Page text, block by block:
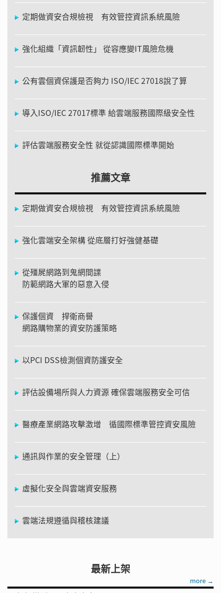
定期做資安合規檢視 有效管控資訊系統風險
強化組織「資訊韌性」 從容應變IT風險危機
公有雲個資保護是否夠力 ISO/IEC 27018說了算
導入ISO/IEC 27017標準 給雲端服務國際級安全性
評估雲端服務安全性 就從認識國際標準開始
推薦文章
定期做資安合規檢視 有效管控資訊系統風險
強化雲端安全架構 從底層打好強健基礎
從殭屍網路到鬼網間諜
防範網路大軍的惡意入侵
保護個資 捍衛商譽
網路購物業的資安防護策略
以PCI DSS檢測個資防護安全
評估設備場所與人力資源 確保雲端服務安全可信
醫療產業網路攻擊激增 循國際標準管控資安風險
通訊與作業的安全管理（上）
虛擬化安全與雲端資安服務
雲端法規遵循與稽核建議
最新上架
more →